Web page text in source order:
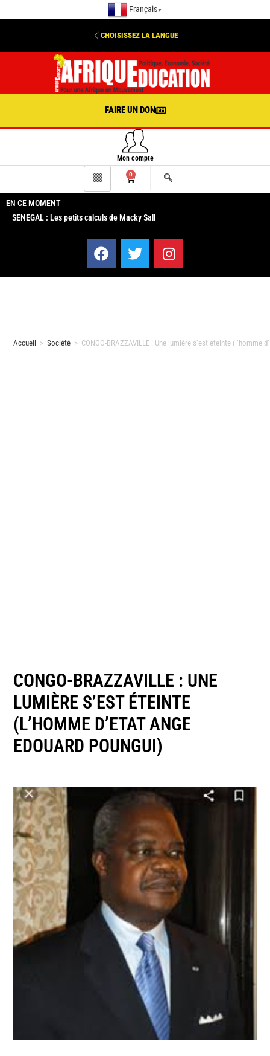
Français ▼
CHOISISSEZ LA LANGUE
FAIRE UN DON
Mon compte
0
EN CE MOMENT
SENEGAL : Les petits calculs de Macky Sall
Accueil > Société > CONGO-BRAZZAVILLE : Une lumière s’est éteinte (l’homme
CONGO-BRAZZAVILLE : UNE
LUMIÈRE S’EST ÉTEINTE
(L’HOMME D’ETAT ANGE
EDOUARD POUNGUI)